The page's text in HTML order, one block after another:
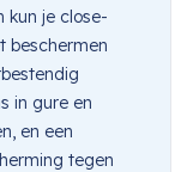
kun je close-
beschermen
in gure en
en een
tegen